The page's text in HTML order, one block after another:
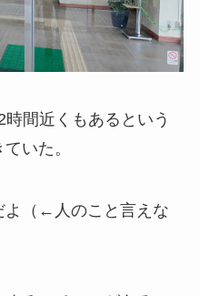
間近くもあるという
いた。
よ（←人のこと言えな